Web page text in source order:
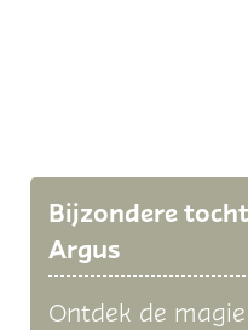
Bijzondere
Argus
Ontdek de